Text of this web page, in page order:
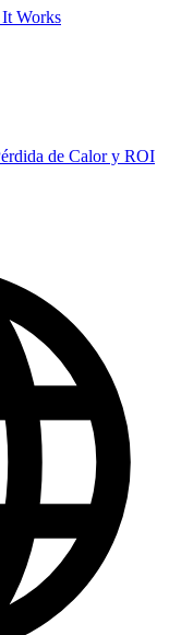
Works
de Calor y ROI